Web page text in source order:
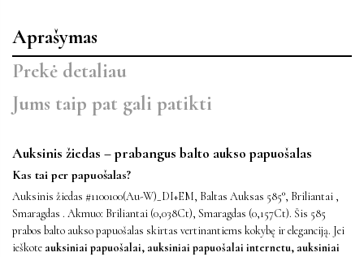
Aprašymas
Prekė detaliau
Jums taip pat gali patikti
Auksinis žiedas – prabangus balto aukso papuošalas
Kas tai per papuošalas?
Auksinis žiedas #1100100(Au-W)_DI+EM, Baltas Auksas 585°, Briliantai ,
Smaragdas . Akmuo: Briliantai (0,038Ct), Smaragdas (0,157Ct). Šis 585
prabos balto aukso papuošalas skirtas vertinantiems kokybę ir eleganciją. Jei
ieškote auksiniai papuošalai, auksiniai papuošalai internetu, auksiniai